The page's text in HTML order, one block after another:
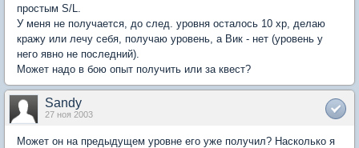
простым S/L.
У меня не получается, до след. уровня осталось 10 хр, делаю
кражу или лечу себя, получаю уровень, а Вик - нет (уровень у
него явно не последний).
Может надо в бою опыт получить или за квест?
Sandy
27 ноя 2003
Может он на предыдущем уровне его уже получил? Насколько я